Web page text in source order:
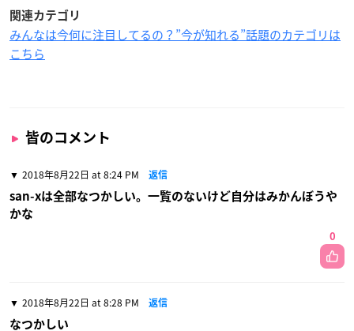
関連カテゴリ
みんなは今何に注目してるの？”今が知れる”話題のカテゴリは
こちら
皆のコメント
2018年8月22日 at 8:24 PM 返信
san-xは全部なつかしい。一覧のないけど自分はみかんぼうや
かな
0
2018年8月22日 at 8:28 PM 返信
なつかしい